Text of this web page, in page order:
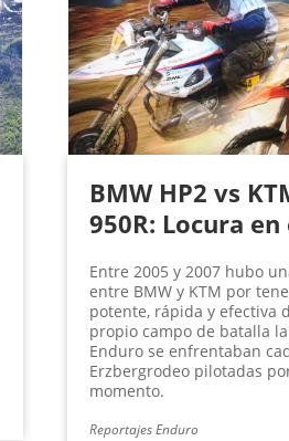
BMW HP2 vs
950R: Locura
Entre 2005 y 2007 hubo
entre BMW y KTM por
potente, rápida y efectiva
propio campo de batalla
Enduro se enfrentaban
Erzbergrodeo pilotadas
momento.
Reportajes Enduro